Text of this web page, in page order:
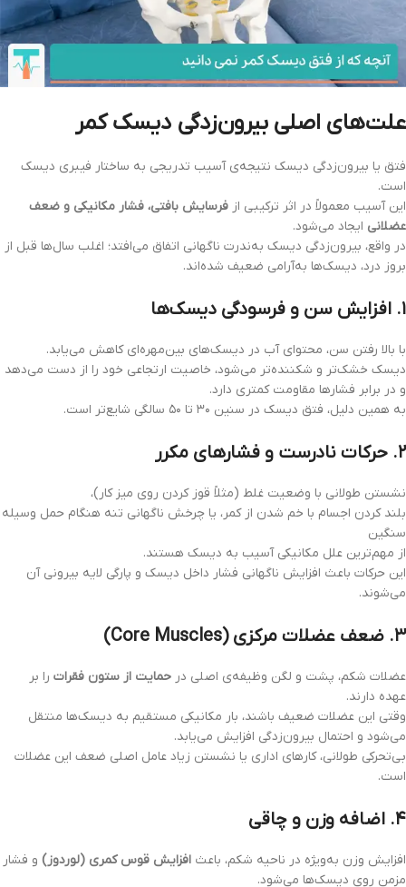
علت‌های اصلی بیرون‌زدگی دیسک کمر
فتق یا بیرون‌زدگی دیسک نتیجه‌ی آسیب تدریجی به ساختار فیبری دیسک
است.
این آسیب معمولاً در اثر ترکیبی از فرسایش بافتی، فشار مکانیکی و ضعف
عضلانی ایجاد می‌شود.
در واقع، بیرون‌زدگی دیسک به‌ندرت ناگهانی اتفاق می‌افتد؛ اغلب سال‌ها قبل از
بروز درد، دیسک‌ها به‌آرامی ضعیف شده‌اند.
۱. افزایش سن و فرسودگی دیسک‌ها
با بالا رفتن سن، محتوای آب در دیسک‌های بین‌مهره‌ای کاهش می‌یابد.
دیسک خشک‌تر و شکننده‌تر می‌شود، خاصیت ارتجاعی خود را از دست می‌دهد
و در برابر فشارها مقاومت کمتری دارد.
به همین دلیل، فتق دیسک در سنین ۳۰ تا ۵۰ سالگی شایع‌تر است.
۲. حرکات نادرست و فشارهای مکرر
نشستن طولانی با وضعیت غلط (مثلاً قوز کردن روی میز کار)،
بلند کردن اجسام با خم شدن از کمر، یا چرخش ناگهانی تنه هنگام حمل وسیله
سنگین
از مهم‌ترین علل مکانیکی آسیب به دیسک هستند.
این حرکات باعث افزایش ناگهانی فشار داخل دیسک و پارگی لایه بیرونی آن
می‌شوند.
۳. ضعف عضلات مرکزی (Core Muscles)
عضلات شکم، پشت و لگن وظیفه‌ی اصلی در حمایت از ستون فقرات را بر
عهده دارند.
وقتی این عضلات ضعیف باشند، بار مکانیکی مستقیم به دیسک‌ها منتقل
می‌شود و احتمال بیرون‌زدگی افزایش می‌یابد.
بی‌تحرکی طولانی، کارهای اداری یا نشستن زیاد عامل اصلی ضعف این عضلات
است.
۴. اضافه وزن و چاقی
افزایش وزن به‌ویژه در ناحیه شکم، باعث افزایش قوس کمری (لوردوز) و فشار
مزمن روی دیسک‌ها می‌شود.